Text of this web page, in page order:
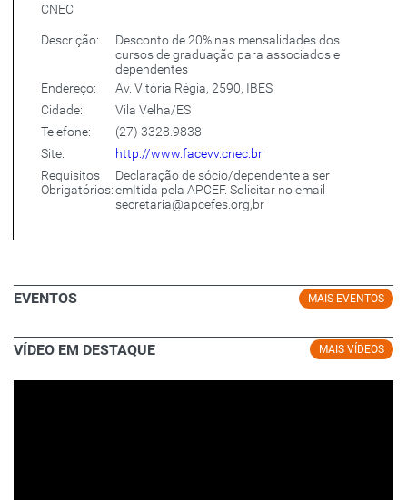
CNEC
Descrição:
Desconto de 20% nas mensalidades dos
cursos de graduação para associados e
dependentes
Endereço:
Av. Vitória Régia, 2590, IBES
Cidade:
Vila Velha/ES
Telefone:
(27) 3328.9838
Site:
http://www.facevv.cnec.br
Requisitos
Obrigatórios:
Declaração de sócio/dependente a ser
emItida pela APCEF. Solicitar no email
secretaria@apcefes.org,br
MAIS EVENTOS
EVENTOS
MAIS VÍDEOS
VÍDEO EM DESTAQUE